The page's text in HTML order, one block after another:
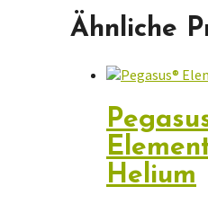
Ähnliche
Helium